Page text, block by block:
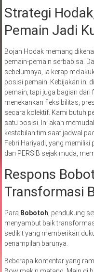
Strategi
Pemain Jadi
Bojan Hodak memang
pemain-pemain serbabisa.
sebelumnya, ia kerap
posisi pemain. Kebijakan ini
pemain, tapi juga bagian
menekankan fleksibilitas,
secara kolektif. Kami butuh
satu posisi. Ini akan
kestabilan tim saat jadwal
Febri Hariyadi, yang
dan PERSIB sejak muda,
Respons
Transformasi
Para Bobotoh , pendukung
menyambut baik
sedikit yang memberikan
penampilan barunya.
Beberapa komentar yang